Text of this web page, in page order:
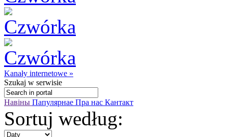
Kanały internetowe »
Szukaj w serwisie
Навіны Папулярнае Пра нас Кантакт
Sortuj według: